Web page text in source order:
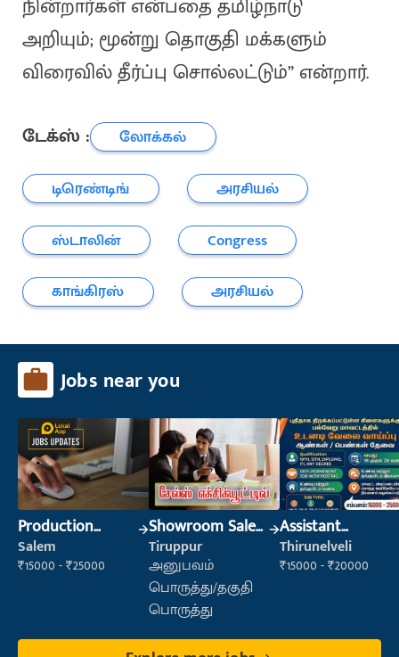
நின்றார்கள் என்பதை தமிழ்நாடு
அறியும்; மூன்று தொகுதி மக்களும்
விரைவில் தீர்ப்பு சொல்லட்டும்” என்றார்.
டேக்ஸ் :
லோக்கல்
டிரெண்டிங்
அரசியல்
ஸ்டாலின்
Congress
காங்கிரஸ்
அரசியல்
Jobs near you
Production
Supervisor
Salem
₹15000 - ₹25000
Showroom Sales
Executive (Retail
Sales)
Tiruppur
அனுபவம்
பொருத்து/தகுதி
பொருத்து
Assistant
Manager
Thirunelveli
₹15000 - ₹20000